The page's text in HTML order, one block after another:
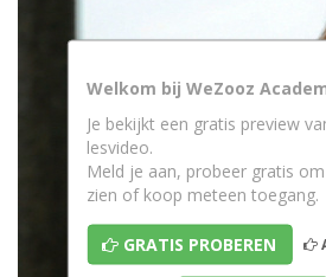
Welkom bij WeZooz
Je bekijkt een gratis preview
lesvideo.
Meld je aan, probeer gratis
zien of koop meteen toegang.
GRATIS PROBEREN